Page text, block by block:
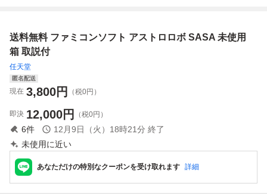
送料無料 ファミコンソフト アストロロボ SASA 未使用
箱 取説付
任天堂
匿名配送
現在 3,800円 （税0円）
即決 12,000円 （税0円）
6件 12月9日（火）18時21分 終了
未使用に近い
あなただけの特別なクーポンを受け取れます 詳細